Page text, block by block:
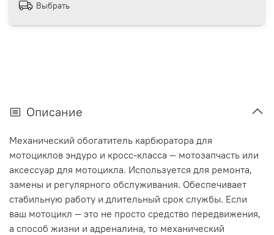
Выбрать
Описание
Механический обогатитель карбюратора для
мотоциклов эндуро и кросс-класса — мотозапчасть или
аксессуар для мотоцикла. Используется для ремонта,
замены и регулярного обслуживания. Обеспечивает
стабильную работу и длительный срок службы. Если
ваш мотоцикл — это не просто средство передвижения,
а способ жизни и адреналина, то механический